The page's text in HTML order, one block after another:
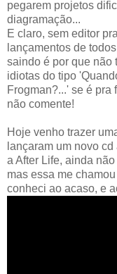
pegarem projetos
diagramação...
E claro, sem editor
lançamentos de
saindo é por que não
idiotas do tipo
Frogman?...' se é pra
não comente!
Hoje venho trazer
lançaram um novo
a After Life, ainda
mas essa me
conheci ao acaso, e